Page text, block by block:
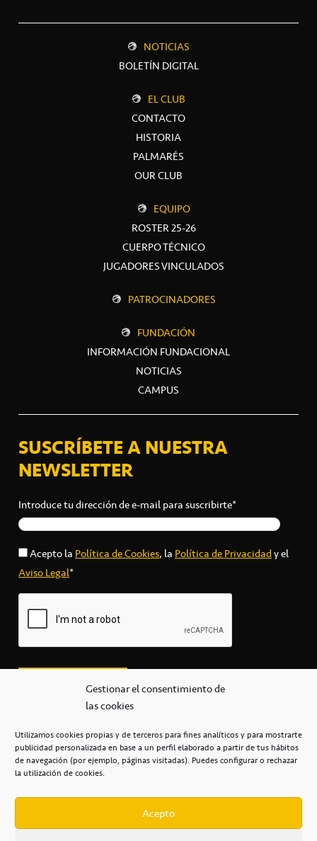
Gestionar el consentimiento de
las cookies
Utilizamos cookies propias y de terceros para fines analíticos y para mostrarte
publicidad personalizada en base a un perfil elaborado a partir de tus hábitos
de navegación (por ejemplo, páginas visitadas). Puedes configurar o rechazar
la utilización de cookies.
Acepto
NOTICIAS
BOLETÍN DIGITAL
EL CLUB
CONTACTO
HISTORIA
PALMARÉS
OUR CLUB
EQUIPO
ROSTER 25-26
CUERPO TÉCNICO
JUGADORES VINCULADOS
PATROCINADORES
FUNDACIÓN
INFORMACIÓN FUNDACIONAL
NOTICIAS
CAMPUS
SUSCRÍBETE A NUESTRA
NEWSLETTER
Introduce tu dirección de e-mail para suscribirte*
Acepto laPolítica de Cookies, laPolítica de Privacidady el
Aviso Legal*
secretaria@cbcanarias.es
+34 922 253 684
Casa del Deporte / 38108 – La Laguna